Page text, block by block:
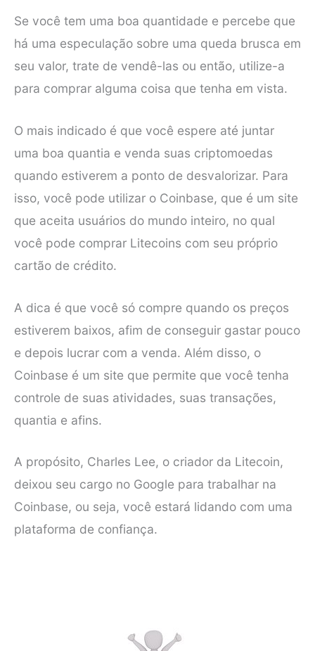
Se você tem uma boa quantidade e percebe que
há uma especulação sobre uma queda brusca em
seu valor, trate de vendê-las ou então, utilize-a
para comprar alguma coisa que tenha em vista.
O mais indicado é que você espere até juntar
uma boa quantia e venda suas criptomoedas
quando estiverem a ponto de desvalorizar. Para
isso, você pode utilizar o Coinbase, que é um site
que aceita usuários do mundo inteiro, no qual
você pode comprar Litecoins com seu próprio
cartão de crédito.
A dica é que você só compre quando os preços
estiverem baixos, afim de conseguir gastar pouco
e depois lucrar com a venda. Além disso, o
Coinbase é um site que permite que você tenha
controle de suas atividades, suas transações,
quantia e afins.
A propósito, Charles Lee, o criador da Litecoin,
deixou seu cargo no Google para trabalhar na
Coinbase, ou seja, você estará lidando com uma
plataforma de confiança.